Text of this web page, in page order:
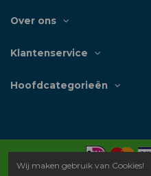
Over ons
Klantenservice
Hoofdcategorieën
Wij maken gebruik van Cookies!